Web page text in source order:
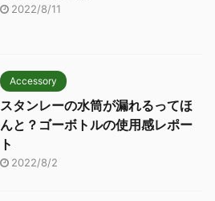
2022/8/11
Accessory
スタンレーの水筒が漏れるってほ
んと？ゴーボトルの使用感レポー
ト
2022/8/2